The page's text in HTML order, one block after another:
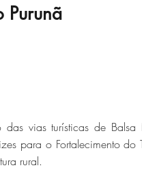
Purunã
vias turísticas de
para o Fortalecimento do
rural.